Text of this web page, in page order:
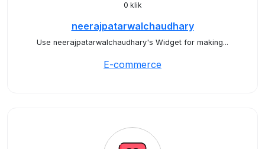
0 klik
neerajpatarwalchaudhary
Use neerajpatarwalchaudhary's Widget for making...
E-commerce